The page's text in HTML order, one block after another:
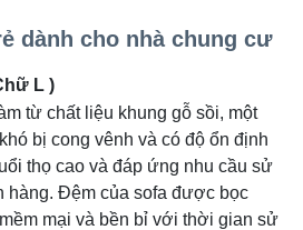
dành cho nhà chung cư
L )
từ chất liệu khung gỗ sồi, một
bị cong vênh và có độ ổn định
thọ cao và đáp ứng nhu cầu sử
hàng. Đệm của sofa được bọc
mại và bền bỉ với thời gian sử